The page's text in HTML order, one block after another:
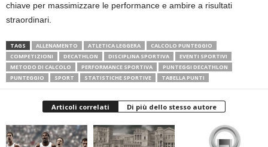
chiave per massimizzare le performance e ambire a risultati
straordinari.
TAGS ALLENAMENTO ATLETICA LEGGERA
CALCOLO PUNTEGGIO
COMPETIZIONI
DECATHLON DISCIPLINA SPORTIVA
EVENTI SPORTIVI
METODO DI CALCOLO
PERFORMANCE SPORTIVA
PUNTEGGI DECATHLON
PUNTEGGIO
SPORT STATISTICHE SPORTIVE TABELLA PUNTI
Articoli correlati Di più dello stesso autore